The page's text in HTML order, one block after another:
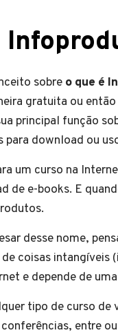
sobre o que é
gratuita ou
principal função
download ou
um curso na
de e-books. E
desse nome,
coisas intangíveis
e depende de
tipo de curso
entre